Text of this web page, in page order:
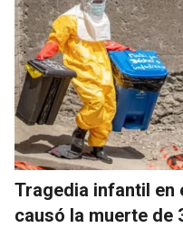
Tragedia infantil en
causó la muerte de